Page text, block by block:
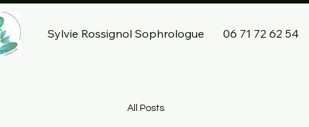
Sylvie Rossignol Sophrologue 06 71 72 62 54
All Posts